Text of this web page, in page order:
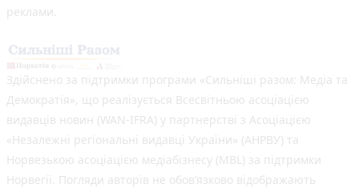
реклами.
Здійснено за підтримки програми «Сильніші разом: Медіа та
Демократія», що реалізується Всесвітньою асоціацією
видавців новин (WAN-IFRA) у партнерстві з Асоціацією
«Незалежні регіональні видавці України» (АНРВУ) та
Норвезькою асоціацією медіабізнесу (MBL) за підтримки
Норвегії. Погляди авторів не обов’язково відображають